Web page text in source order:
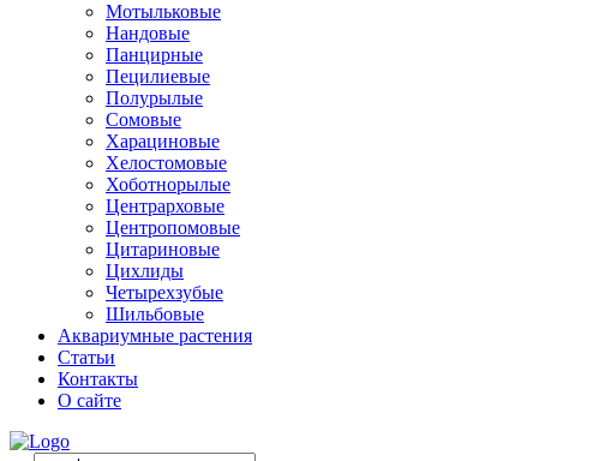
Мотыльковые
Нандовые
Панцирные
Пецилиевые
Полурылые
Сомовые
Харациновые
Хелостомовые
Хоботнорылые
Центрарховые
Центропомовые
Цитариновые
Цихлиды
Четырехзубые
Шильбовые
Аквариумные растения
Статьи
Контакты
О сайте